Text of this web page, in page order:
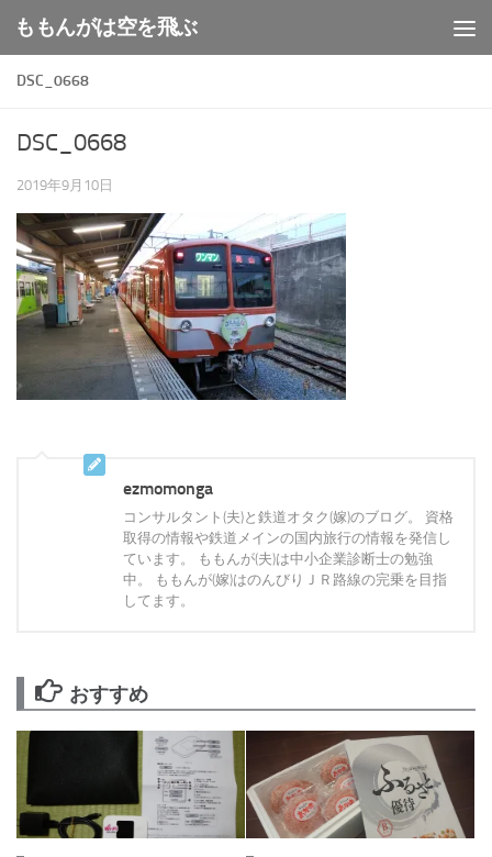
コンテンツへスキップ
ももんがは空を飛ぶ
DSC_0668
DSC_0668
2019年9月10日
ezmomonga
コンサルタント(夫)と鉄道オタク(嫁)のブログ。 資格
取得の情報や鉄道メインの国内旅行の情報を発信し
ています。 ももんが(夫)は中小企業診断士の勉強
中。 ももんが(嫁)はのんびりＪＲ路線の完乗を目指
してます。
おすすめ